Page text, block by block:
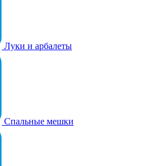
Луки и арбалеты
Спальные мешки